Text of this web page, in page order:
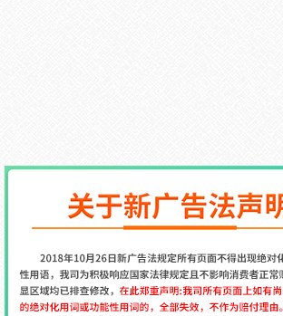
多动症患者在日常的饮食生活中
1.少吃辛辣刺激性食物：为抑制病情
少喝或不喝含有酒精成分的饮料。